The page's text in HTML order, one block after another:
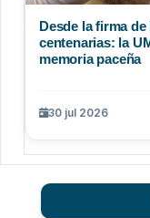
Desde la firma
centenarias: la
memoria paceña
30 jul 2026